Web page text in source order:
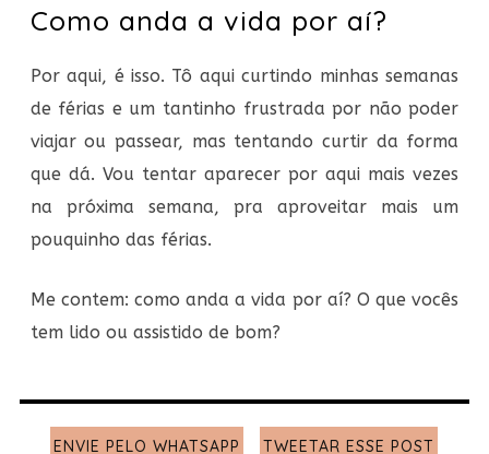
Como anda a vida por aí?
Por aqui, é isso. Tô aqui curtindo minhas semanas
de férias e um tantinho frustrada por não poder
viajar ou passear, mas tentando curtir da forma
que dá. Vou tentar aparecer por aqui mais vezes
na próxima semana, pra aproveitar mais um
pouquinho das férias.
Me contem: como anda a vida por aí? O que vocês
tem lido ou assistido de bom?
ENVIE PELO WHATSAPP TWEETAR ESSE POST